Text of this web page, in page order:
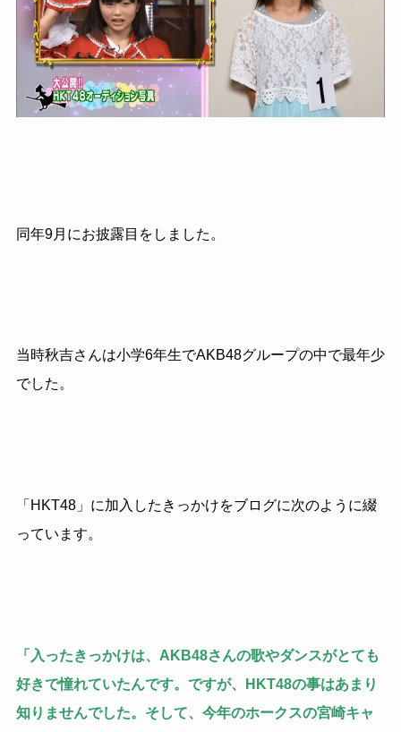
同年9月にお披露目をしました。
当時秋吉さんは小学6年生でAKB48グループの中で最年少
でした。
「HKT48」に加入したきっかけをブログに次のように綴
っています。
「入ったきっかけは、AKB48さんの歌やダンスがとても
好きで憧れていたんです。ですが、HKT48の事はあまり
知りませんでした。そして、今年のホークスの宮崎キャ